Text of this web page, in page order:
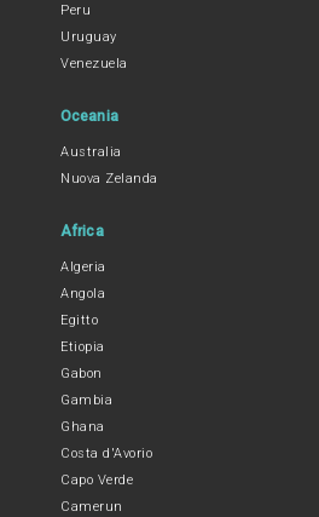
Peru
Uruguay
Venezuela
Oceania
Australia
Nuova Zelanda
Africa
Algeria
Angola
Egitto
Etiopia
Gabon
Gambia
Ghana
Costa d'Avorio
Capo Verde
Camerun